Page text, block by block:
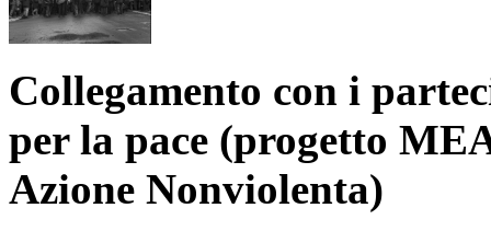
Collegamento con i
per la pace (progetto
Azione Nonviolenta)